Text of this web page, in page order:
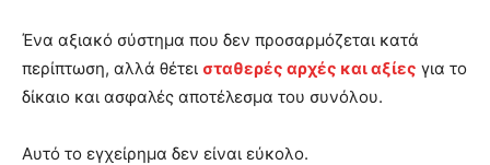
Ένα αξιακό σύστημα που δεν προσαρμόζεται κατά
περίπτωση, αλλά θέτει σταθερές αρχές και αξίες για το
δίκαιο και ασφαλές αποτέλεσμα του συνόλου.
Αυτό το εγχείρημα δεν είναι εύκολο.